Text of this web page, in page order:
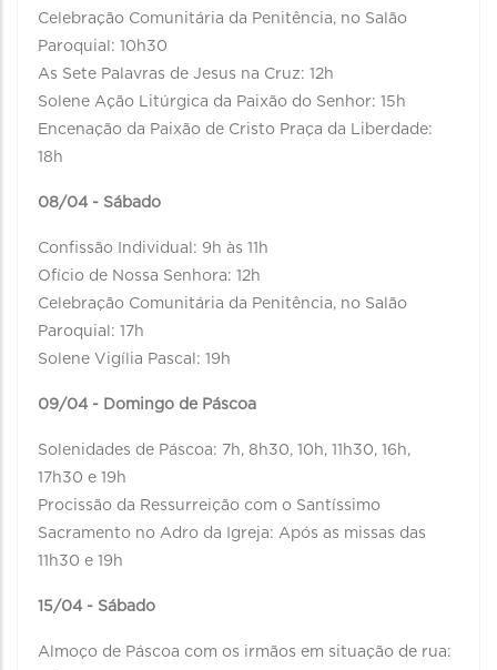
Celebração Comunitária da Penitência, no Salão
Paroquial: 10h30
As Sete Palavras de Jesus na Cruz: 12h
Solene Ação Litúrgica da Paixão do Senhor: 15h
Encenação da Paixão de Cristo Praça da Liberdade:
18h
08/04 - Sábado
Confissão Individual: 9h às 11h
Ofício de Nossa Senhora: 12h
Celebração Comunitária da Penitência, no Salão
Paroquial: 17h
Solene Vigília Pascal: 19h
09/04 - Domingo de Páscoa
Solenidades de Páscoa: 7h, 8h30, 10h, 11h30, 16h,
17h30 e 19h
Procissão da Ressurreição com o Santíssimo
Sacramento no Adro da Igreja: Após as missas das
11h30 e 19h
15/04 - Sábado
Almoço de Páscoa com os irmãos em situação de rua: